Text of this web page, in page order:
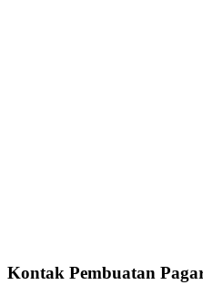
Kontak Pembuatan